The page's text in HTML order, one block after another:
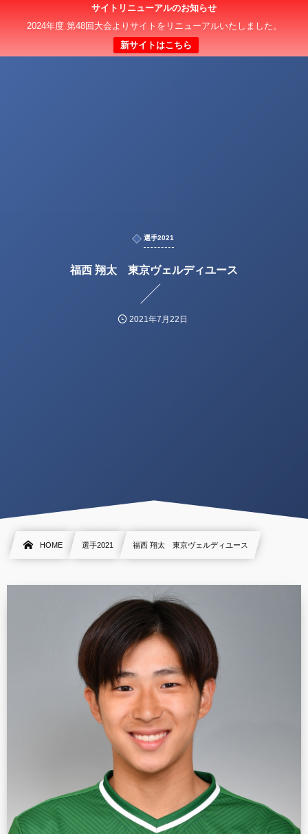
サイトリニューアルのお知らせ
2024年度 第48回大会よりサイトをリニューアルいたしました。
新サイトはこちら
選手2021
福西 翔太 東京ヴェルディユース
2021年7月22日
HOME 選手2021 福西 翔太 東京ヴェルディユース